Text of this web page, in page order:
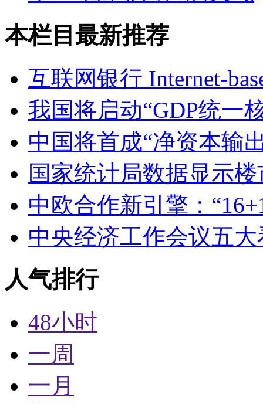
本栏目最新推荐
互联网银行 Internet-
我国将启动“GDP统一
中国将首成“净资本输
国家统计局数据显示楼
中欧合作新引擎：
中央经济工作会议五大
人气排行
48小时
一周
一月